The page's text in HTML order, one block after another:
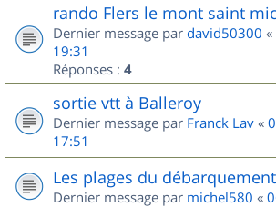
rando Flers le mont saint
Dernier message par david50300 «
19:31
Réponses : 4
sortie vtt à Balleroy
Dernier message par Franck Lav «
17:51
Les plages du débarquement
Dernier message par michel580 «